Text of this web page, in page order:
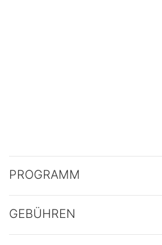
PROGRAMM
GEBÜHREN